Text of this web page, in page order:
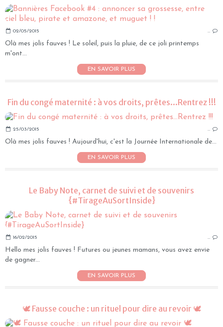
02/05/2015 …
Olà mes jolis fauves ! Le soleil, puis la pluie, de ce joli printemps
m'ont...
EN SAVOIR PLUS
Fin du congé maternité : à vos droits, prêtes...Rentrez !!!
25/03/2015 …
Olà mes jolis fauves ! Aujourd'hui, c'est la Journée Internationale de...
EN SAVOIR PLUS
Le Baby Note, carnet de suivi et de souvenirs
{#TirageAuSortInside}
16/02/2015 …
Hello mes jolis fauves ! Futures ou jeunes mamans, vous avez envie
de gagner...
EN SAVOIR PLUS
🕊 Fausse couche : un rituel pour dire au revoir 🕊